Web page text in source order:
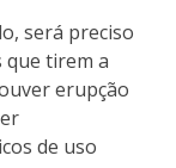
será preciso
que tirem a
erupção
de uso